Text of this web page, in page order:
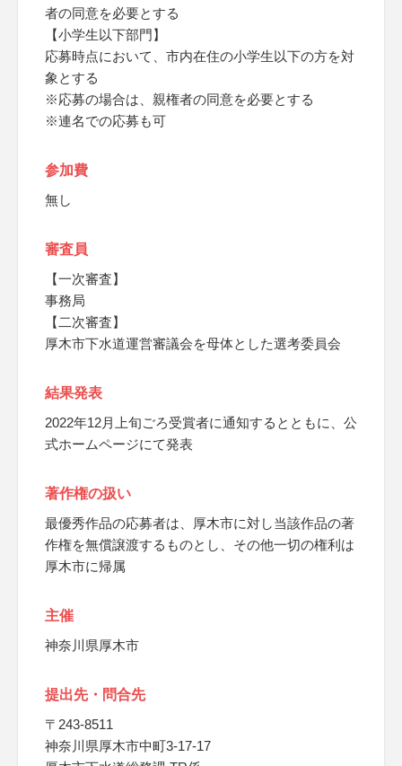
者の同意を必要とする
【小学生以下部門】
応募時点において、市内在住の小学生以下の方を対
象とする
※応募の場合は、親権者の同意を必要とする
※連名での応募も可
参加費
無し
審査員
【一次審査】
事務局
【二次審査】
厚木市下水道運営審議会を母体とした選考委員会
結果発表
2022年12月上旬ごろ受賞者に通知するとともに、公
式ホームページにて発表
著作権の扱い
最優秀作品の応募者は、厚木市に対し当該作品の著
作権を無償譲渡するものとし、その他一切の権利は
厚木市に帰属
主催
神奈川県厚木市
提出先・問合先
〒243-8511
神奈川県厚木市中町3-17-17